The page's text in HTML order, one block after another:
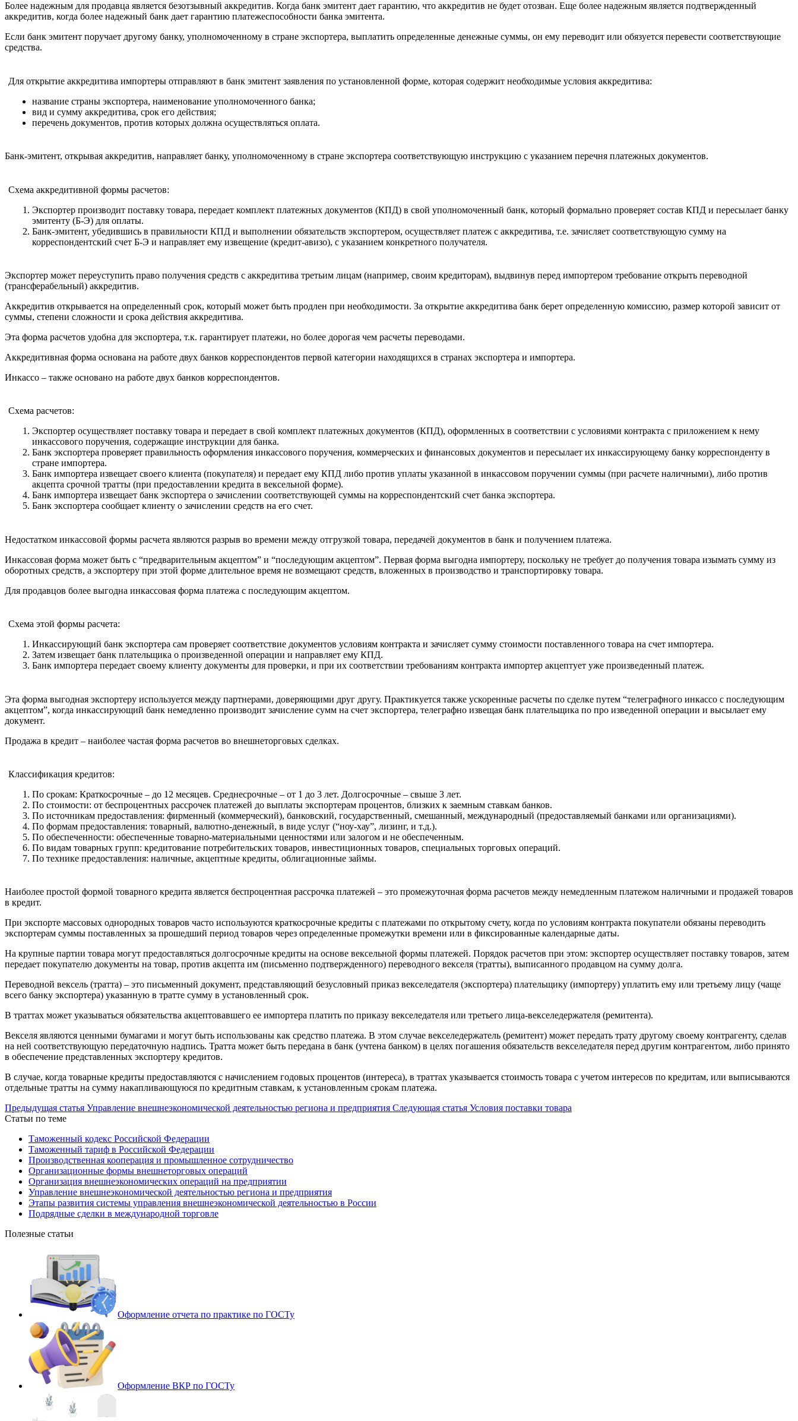
Более надежным для продавца является безотзывный аккредитив. Когда банк эмитент дает гарантию, что аккредитив не будет отозван. Еще более надежным является подтвержденный
аккредитив, когда более надежный банк дает гарантию платежеспособности банка эмитента.
Если банк эмитент поручает другому банку, уполномоченному в стране экспортера, выплатить определенные денежные суммы, он ему переводит или обязуется перевести соответствующие
средства.
Для открытие аккредитива импортеры отправляют в банк эмитент заявления по установленной форме, которая содержит необходимые условия аккредитива:
название страны экспортера, наименование уполномоченного банка;
вид и сумму аккредитива, срок его действия;
перечень документов, против которых должна осуществляться оплата.
Банк-эмитент, открывая аккредитив, направляет банку, уполномоченному в стране экспортера соответствующую инструкцию с указанием перечня платежных документов.
Схема аккредитивной формы расчетов:
Экспортер производит поставку товара, передает комплект платежных документов (КПД) в свой уполномоченный банк, который формально проверяет состав КПД и пересылает банку
эмитенту (Б-Э) для оплаты.
Банк-эмитент, убедившись в правильности КПД и выполнении обязательств экспортером, осуществляет платеж с аккредитива, т.е. зачисляет соответствующую сумму на
корреспондентский счет Б-Э и направляет ему извещение (кредит-авизо), с указанием конкретного получателя.
Экспортер может переуступить право получения средств с аккредитива третьим лицам (например, своим кредиторам), выдвинув перед импортером требование открыть переводной
(трансферабельный) аккредитив.
Аккредитив открывается на определенный срок, который может быть продлен при необходимости. За открытие аккредитива банк берет определенную комиссию, размер которой зависит от
суммы, степени сложности и срока действия аккредитива.
Эта форма расчетов удобна для экспортера, т.к. гарантирует платежи, но более дорогая чем расчеты переводами.
Аккредитивная форма основана на работе двух банков корреспондентов первой категории находящихся в странах экспортера и импортера.
Инкассо – также основано на работе двух банков корреспондентов.
Схема расчетов:
Экспортер осуществляет поставку товара и передает в свой комплект платежных документов (КПД), оформленных в соответствии с условиями контракта с приложением к нему
инкассового поручения, содержащие инструкции для банка.
Банк экспортера проверяет правильность оформления инкассового поручения, коммерческих и финансовых документов и пересылает их инкассирующему банку корреспонденту в
стране импортера.
Банк импортера извещает своего клиента (покупателя) и передает ему КПД либо против уплаты указанной в инкассовом поручении суммы (при расчете наличными), либо против
акцепта срочной тратты (при предоставлении кредита в вексельной форме).
Банк импортера извещает банк экспортера о зачислении соответствующей суммы на корреспондентский счет банка экспортера.
Банк экспортера сообщает клиенту о зачислении средств на его счет.
Недостатком инкассовой формы расчета являются разрыв во времени между отгрузкой товара, передачей документов в банк и получением платежа.
Инкассовая форма может быть с “предварительным акцептом” и “последующим акцептом”. Первая форма выгодна импортеру, поскольку не требует до получения товара изымать сумму из
оборотных средств, а экспортеру при этой форме длительное время не возмещают средств, вложенных в производство и транспортировку товара.
Для продавцов более выгодна инкассовая форма платежа с последующим акцептом.
Схема этой формы расчета:
Инкассирующий банк экспортера сам проверяет соответствие документов условиям контракта и зачисляет сумму стоимости поставленного товара на счет импортера.
Затем извещает банк плательщика о произведенной операции и направляет ему КПД.
Банк импортера передает своему клиенту документы для проверки, и при их соответствии требованиям контракта импортер акцептует уже произведенный платеж.
Эта форма выгодная экспортеру используется между партнерами, доверяющими друг другу. Практикуется также ускоренные расчеты по сделке путем “телеграфного инкассо с последующим
акцептом”, когда инкассирующий банк немедленно производит зачисление сумм на счет экспортера, телеграфно извещая банк плательщика по про изведенной операции и высылает ему
документ.
Продажа в кредит – наиболее частая форма расчетов во внешнеторговых сделках.
Классификация кредитов:
По срокам: Краткосрочные – до 12 месяцев. Среднесрочные – от 1 до 3 лет. Долгосрочные – свыше 3 лет.
По стоимости: от беспроцентных рассрочек платежей до выплаты экспортерам процентов, близких к заемным ставкам банков.
По источникам предоставления: фирменный (коммерческий), банковский, государственный, смешанный, международный (предоставляемый банками или организациями).
По формам предоставления: товарный, валютно-денежный, в виде услуг (“ноу-хау”, лизинг, и т.д.).
По обеспеченности: обеспеченные товарно-материальными ценностями или залогом и не обеспеченным.
По видам товарных групп: кредитование потребительских товаров, инвестиционных товаров, специальных торговых операций.
По технике предоставления: наличные, акцептные кредиты, облигационные займы.
Наиболее простой формой товарного кредита является беспроцентная рассрочка платежей – это промежуточная форма расчетов между немедленным платежом наличными и продажей товаров
в кредит.
При экспорте массовых однородных товаров часто используются краткосрочные кредиты с платежами по открытому счету, когда по условиям контракта покупатели обязаны переводить
экспортерам суммы поставленных за прошедший период товаров через определенные промежутки времени или в фиксированные календарные даты.
На крупные партии товара могут предоставляться долгосрочные кредиты на основе вексельной формы платежей. Порядок расчетов при этом: экспортер осуществляет поставку товаров, затем
передает покупателю документы на товар, против акцепта им (письменно подтвержденного) переводного векселя (тратты), выписанного продавцом на сумму долга.
Переводной вексель (тратта) – это письменный документ, представляющий безусловный приказ векселедателя (экспортера) плательщику (импортеру) уплатить ему или третьему лицу (чаще
всего банку экспортера) указанную в тратте сумму в установленный срок.
В траттах может указываться обязательства акцептовавшего ее импортера платить по приказу векселедателя или третьего лица-векселедержателя (ремитента).
Векселя являются ценными бумагами и могут быть использованы как средство платежа. В этом случае векселедержатель (ремитент) может передать трату другому своему контрагенту, сделав
на ней соответствующую передаточную надпись. Тратта может быть передана в банк (учтена банком) в целях погашения обязательств векселедателя перед другим контрагентом, либо принято
в обеспечение представленных экспортеру кредитов.
В случае, когда товарные кредиты предоставляются с начислением годовых процентов (интереса), в траттах указывается стоимость товара с учетом интересов по кредитам, или выписываются
отдельные тратты на сумму накапливающуюся по кредитным ставкам, к установленным срокам платежа.
Предыдущая статья Управление внешнеэкономической деятельностью региона и предприятия Следующая статья Условия поставки товара
Статьи по теме
Таможенный кодекс Российской Федерации
Таможенный тариф в Российской Федерации
Производственная кооперация и промышленное сотрудничество
Организационные формы внешнеторговых операций
Организация внешнеэкономических операций на предприятии
Управление внешнеэкономической деятельностью региона и предприятия
Этапы развития системы управления внешнеэкономической деятельностью в России
Подрядные сделки в международной торговле
Полезные статьи
Оформление отчета по практике по ГОСТу
Оформление ВКР по ГОСТу